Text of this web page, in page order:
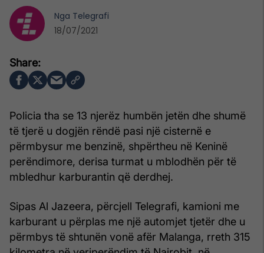
Policia tha se 13 njerëz humbën jetën dhe shumë
të tjerë u dogjën rëndë pasi një cisternë e
përmbysur me benzinë, shpërtheu në Keninë
perëndimore, derisa turmat u mblodhën për të
mbledhur karburantin që derdhej.
Sipas Al Jazeera, përcjell Telegrafi, kamioni me
karburant u përplas me një automjet tjetër dhe u
përmbys të shtunën vonë afër Malanga, rreth 315
Nga Telegrafi
18/07/2021